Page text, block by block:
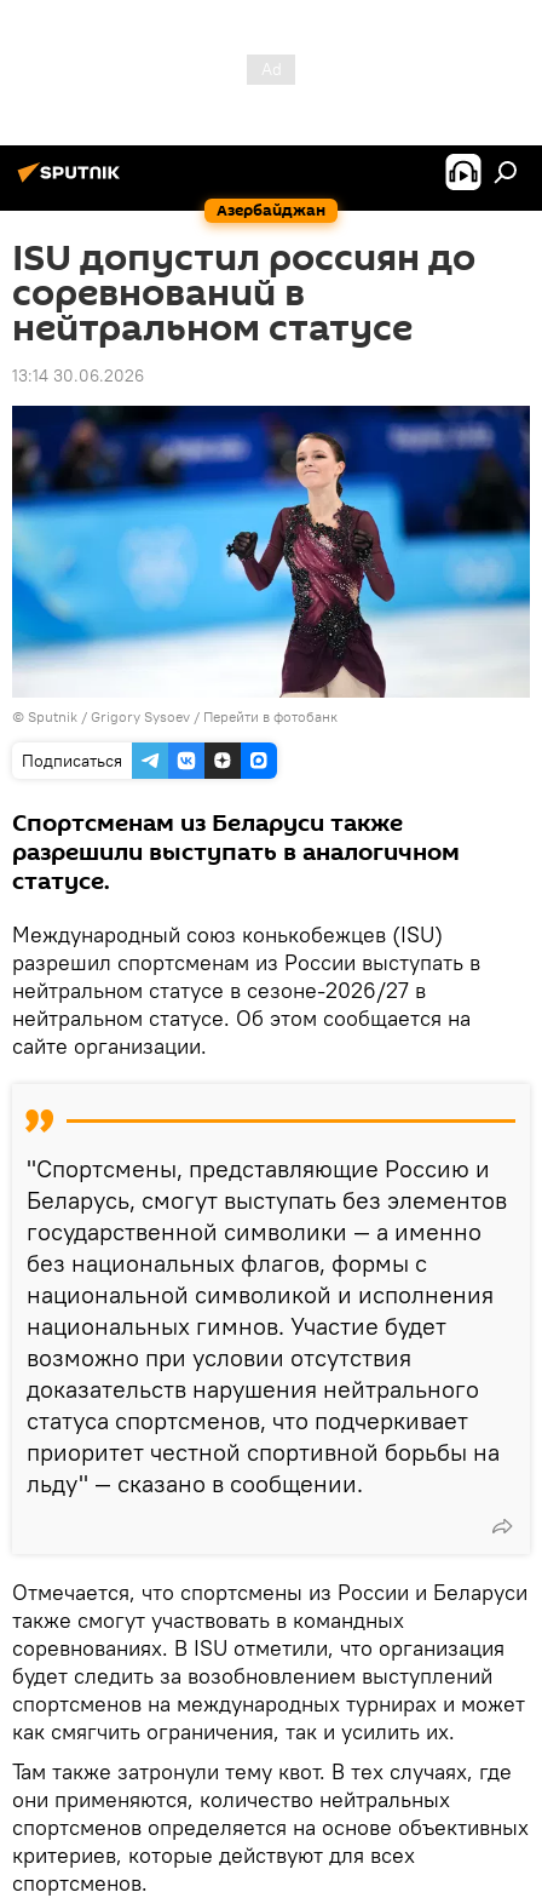
Азербайджан
ISU допустил россиян до
соревнований в
нейтральном статусе
13:14 30.06.2026
© Sputnik / Grigory Sysoev / Перейти в фотобанк
Подписаться
Спортсменам из Беларуси также
разрешили выступать в аналогичном
статусе.
Международный союз конькобежцев (ISU)
разрешил спортсменам из России выступать в
нейтральном статусе в сезоне-2026/27 в
нейтральном статусе. Об этом сообщается на
сайте организации.
"Спортсмены, представляющие Россию и
Беларусь, смогут выступать без элементов
государственной символики — а именно
без национальных флагов, формы с
национальной символикой и исполнения
национальных гимнов. Участие будет
возможно при условии отсутствия
доказательств нарушения нейтрального
статуса спортсменов, что подчеркивает
приоритет честной спортивной борьбы на
льду" — сказано в сообщении.
Отмечается, что спортсмены из России и Беларуси
также смогут участвовать в командных
соревнованиях. В ISU отметили, что организация
будет следить за возобновлением выступлений
спортсменов на международных турнирах и может
как смягчить ограничения, так и усилить их.
Там также затронули тему квот. В тех случаях, где
они применяются, количество нейтральных
спортсменов определяется на основе объективных
критериев, которые действуют для всех
спортсменов.